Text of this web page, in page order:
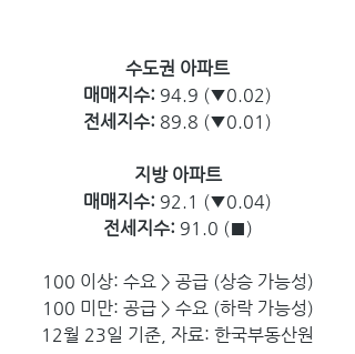
수도권 아파트
매매지수: 94.9 (▼0.02)
전세지수: 89.8 (▼0.01)
지방 아파트
매매지수: 92.1 (▼0.04)
전세지수: 91.0 (■)
100 이상: 수요 > 공급 (상승 가능성)
100 미만: 공급 > 수요 (하락 가능성)
12월 23일 기준, 자료: 한국부동산원